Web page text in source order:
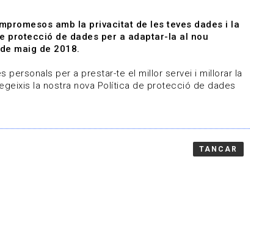
Contacte
amb la privacitat de les teves dades i la
protecció de dades per a adaptar-la al nou
maig de 2018.
per a prestar-te el millor servei i millorar la
la nostra nova Política de protecció de dades
TANCAR